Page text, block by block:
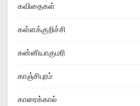
கவிதைகள்
கள்ளக்குறிச்சி
கன்னியாகுமரி
காஞ்சிபுரம்
காரைக்கால்